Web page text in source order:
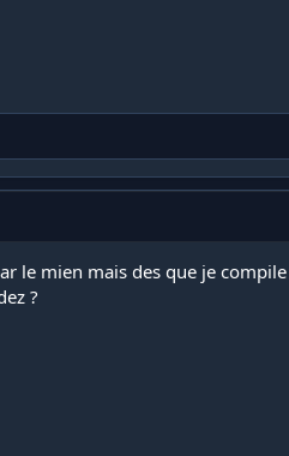
le mien mais des que je
?